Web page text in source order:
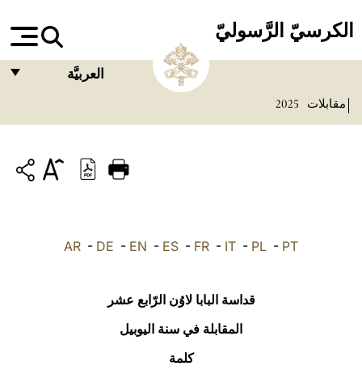
الكرسيّ الرَّسوليّ
العربيَّة
ITALIANO
مقابلات 2025
AR - DE - EN - ES - FR - IT - PL - PT
قداسة البابا لاوُن الرّابع عشر
المقابلة في سنة اليوبيل
كلمة